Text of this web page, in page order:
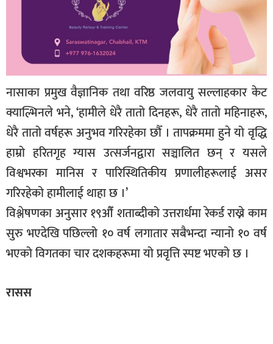
नासाका प्रमुख वैज्ञानिक तथा वरिष्ठ जलवायु सल्लाहकार केट
क्याल्भिनले भने, ‘हामीले धेरै तातो दिनहरू, धेरै तातो महिनाहरू,
धेरै तातो वर्षहरू अनुभव गरिरहेका छौँ । तापक्रममा हुने यो वृद्धि
हाम्रो हरितगृह ग्यास उत्सर्जनद्वारा सञ्चालित छन् र यसले
विश्वभरका मानिस र पारिस्थितिकीय प्रणालीहरूलाई असर
गरिरहेको हामीलाई थाहा छ ।’
विश्लेषणका अनुसार १९औँ शताब्दीको उत्तरार्धमा रेकर्ड राख्ने काम
सुरु भएदेखि पछिल्लो १० वर्ष लगातार सबैभन्दा न्यानो १० वर्ष
भएको विगतका चार दशकहरूमा यो प्रवृत्ति स्पष्ट भएको छ ।
रासस